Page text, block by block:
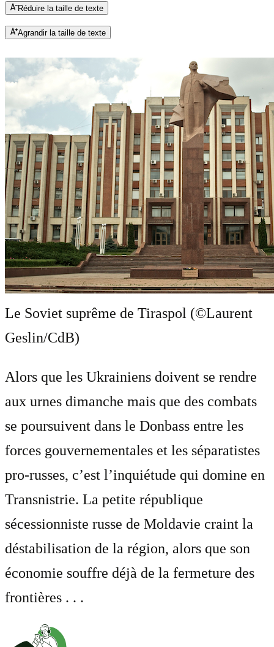
Réduire la taille de texte
Agrandir la taille de texte
Le Soviet suprême de Tiraspol (©Laurent
Geslin/CdB)
Alors que les Ukrainiens doivent se rendre
aux urnes dimanche mais que des combats
se poursuivent dans le Donbass entre les
forces gouvernementales et les séparatistes
pro-russes, c’est l’inquiétude qui domine en
Transnistrie. La petite république
sécessionniste russe de Moldavie craint la
déstabilisation de la région, alors que son
économie souffre déjà de la fermeture des
frontières . . .